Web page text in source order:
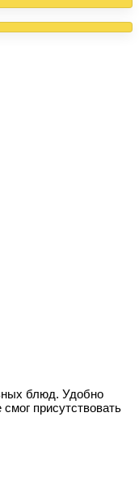
блюд. Удобно
присутствовать